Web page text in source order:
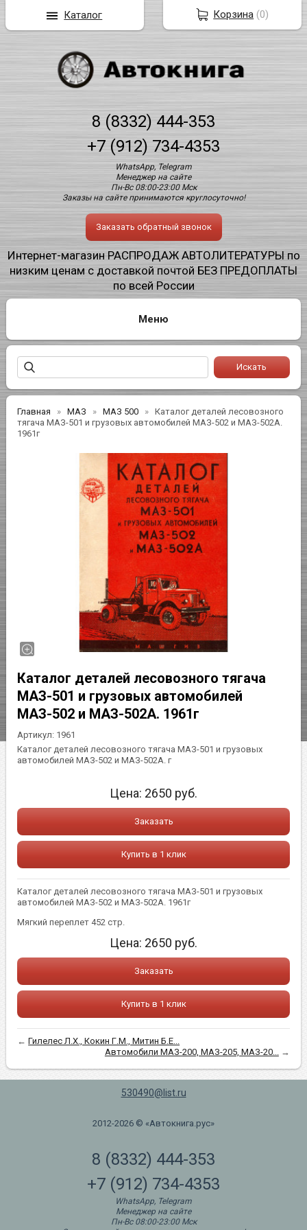
8 (8332) 444-353
+7 (912) 734-4353
WhatsApp, Telegram
Менеджер на сайте
Пн-Вс 08:00-23:00 Мск
Заказы на сайте принимаются круглосуточно!
Заказать обратный звонок
Интернет-магазин РАСПРОДАЖ АВТОЛИТЕРАТУРЫ по
низким ценам с доставкой почтой БЕЗ ПРЕДОПЛАТЫ
по всей России
Главная МАЗ МАЗ 500
Каталог деталей лесовозного
тягача МАЗ-501 и грузовых автомобилей МАЗ-502 и МАЗ-502А.
1961г
Каталог деталей лесовозного тягача
МАЗ-501 и грузовых автомобилей
МАЗ-502 и МАЗ-502А. 1961г
Артикул: 1961
Каталог деталей лесовозного тягача МАЗ-501 и грузовых
автомобилей МАЗ-502 и МАЗ-502А. г
Цена: 2650 руб.
Заказать
Купить в 1 клик
Каталог деталей лесовозного тягача МАЗ-501 и грузовых
автомобилей МАЗ-502 и МАЗ-502А. 1961г
Мягкий переплет 452 стр.
Цена: 2650 руб.
Заказать
Купить в 1 клик
←Гилелес Л.Х., Кокин Г.М., Митин Б.Е...
Автомобили МАЗ-200, МАЗ-205, МАЗ-20...
→
530490@list.ru
2012-2026 © «Автокнига.рус»
8 (8332) 444-353
+7 (912) 734-4353
WhatsApp, Telegram
Менеджер на сайте
Пн-Вс 08:00-23:00 Мск
Корзина (0)
Каталог